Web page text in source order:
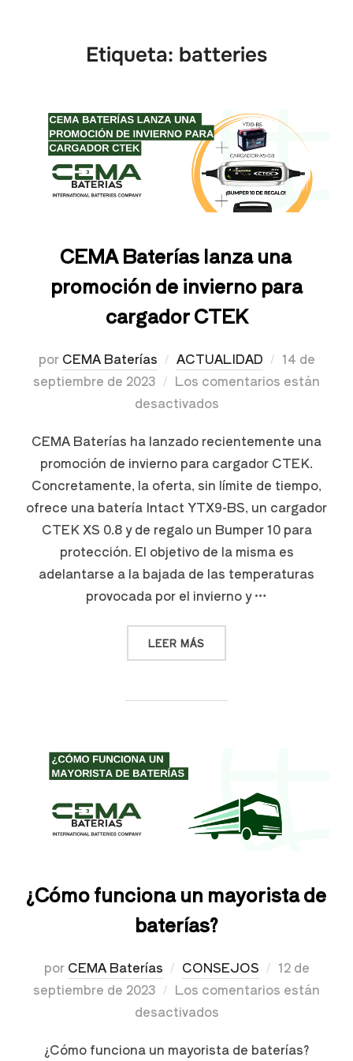
Etiqueta: batteries
CEMA Baterías lanza una
promoción de invierno para
cargador CTEK
por CEMA Baterías ACTUALIDAD
14 de
septiembre de 2023
Los comentarios están
desactivados
CEMA Baterías ha lanzado recientemente una
promoción de invierno para cargador CTEK.
Concretamente, la oferta, sin límite de tiempo,
ofrece una batería Intact YTX9-BS, un cargador
CTEK XS 0.8 y de regalo un Bumper 10 para
protección. El objetivo de la misma es
adelantarse a la bajada de las temperaturas
provocada por el invierno y …
LEER MÁS
¿Cómo funciona un mayorista de
baterías?
por CEMA Baterías CONSEJOS
12 de
septiembre de 2023
Los comentarios están
desactivados
¿Cómo funciona un mayorista de baterías?